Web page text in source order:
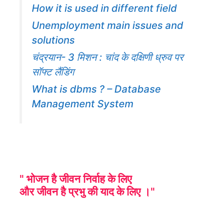
How it is used in different field
Unemployment main issues and
solutions
चंद्रयान- 3 मिशन : चांद के दक्षिणी ध्रुव पर
सॉफ्ट लैंडिंग
What is dbms ? – Database
Management System
" भोजन है जीवन निर्वाह के लिए
और जीवन है प्रभु की याद के लिए ।"